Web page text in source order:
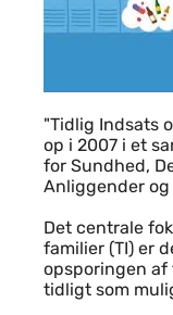
Indhold
"Tidlig Indsats
op i 2007 i et
for Sundhed,
Anliggender og
Det centrale
familier (TI) er
opsporingen af
tidligt som